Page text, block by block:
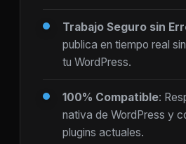
Trabajo Seguro sin
publica en tiempo real
tu WordPress.
100% Compatible:
nativa de WordPress y
plugins actuales.